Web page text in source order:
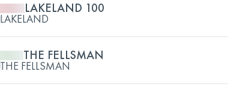
LAKELAND 100
LAKELAND
THE FELLSMAN
THE FELLSMAN